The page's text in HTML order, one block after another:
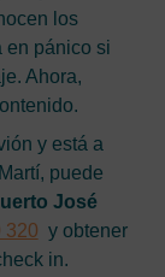
los
en pánico si
Ahora,
y está a
puede
José
320 y obtener
in.